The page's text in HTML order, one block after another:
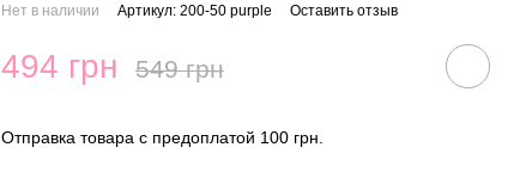
Нет в наличии Артикул: 200-50 purple Оставить отзыв
494 грн 549 грн
Отправка товара с предоплатой 100 грн.